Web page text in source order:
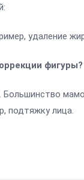
удаление
фигуры?
подтяжку лица.